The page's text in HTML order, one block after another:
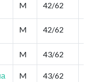
M 42/62
M 42/62
M 43/62
M 43/62